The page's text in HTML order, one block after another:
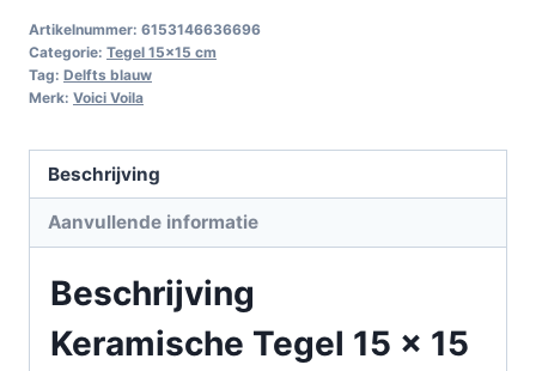
Artikelnummer: 6153146636696
Categorie: Tegel 15x15 cm
Tag: Delfts blauw
Merk: Voici Voila
Beschrijving
Aanvullende informatie
Beschrijving
Keramische Tegel 15 x 15